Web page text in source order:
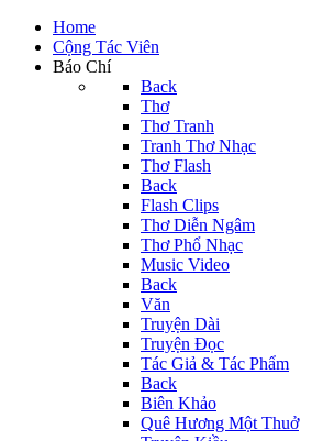
Home
Cộng Tác Viên
Báo Chí
Back
Thơ
Thơ Tranh
Tranh Thơ Nhạc
Thơ Flash
Back
Flash Clips
Thơ Diễn Ngâm
Thơ Phổ Nhạc
Music Video
Back
Văn
Truyện Dài
Truyện Đọc
Tác Giả & Tác Phẩm
Back
Biên Khảo
Quê Hương Một Thuở